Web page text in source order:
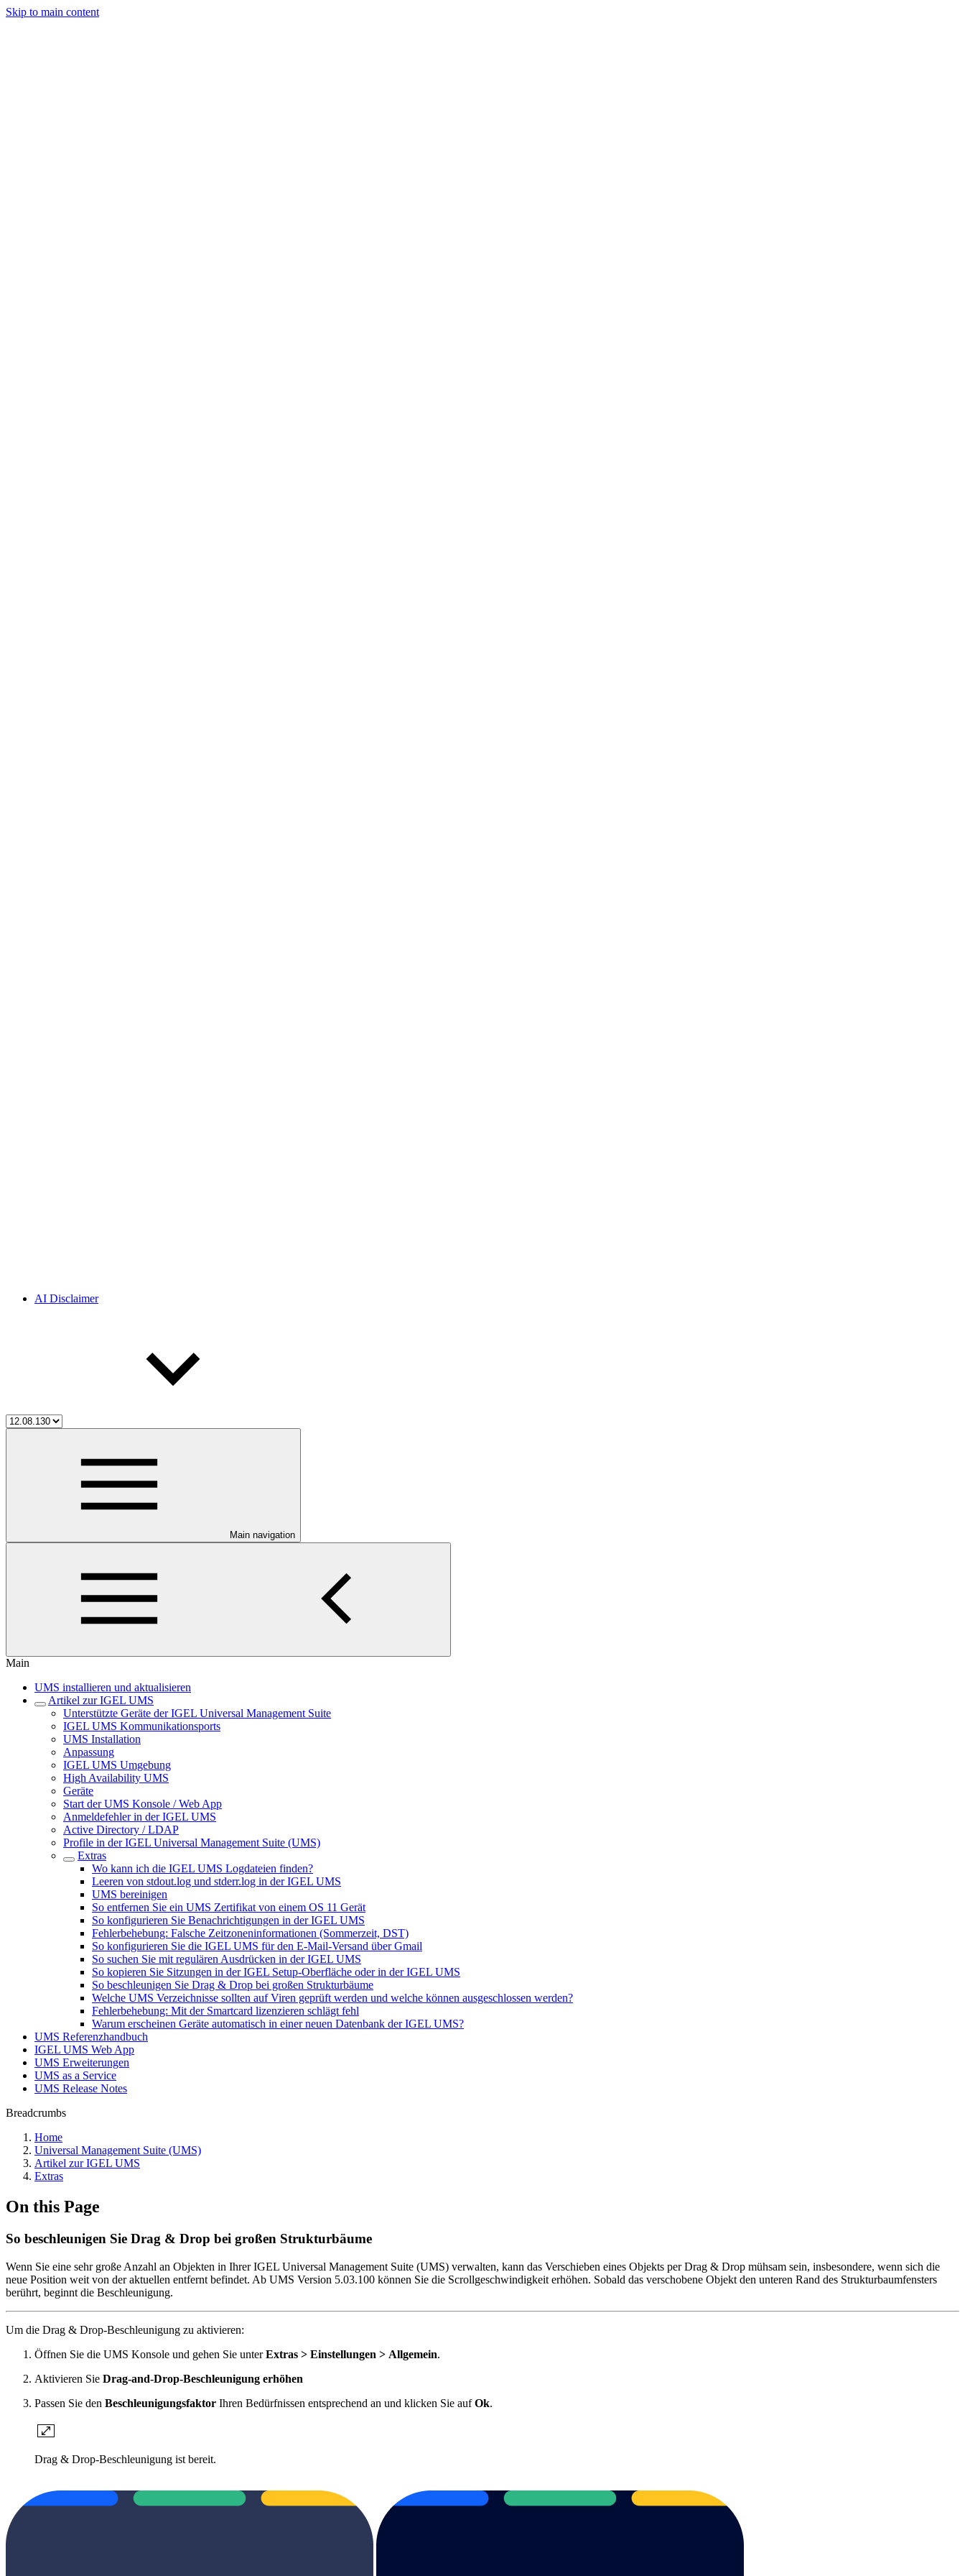
Skip to main content
AI Disclaimer
Main navigation
Main
UMS installieren und aktualisieren
Artikel zur IGEL UMS
Unterstützte Geräte der IGEL Universal Management Suite
IGEL UMS Kommunikationsports
UMS Installation
Anpassung
IGEL UMS Umgebung
High Availability UMS
Geräte
Start der UMS Konsole / Web App
Anmeldefehler in der IGEL UMS
Active Directory / LDAP
Profile in der IGEL Universal Management Suite (UMS)
Extras
Wo kann ich die IGEL UMS Logdateien finden?
Leeren von stdout.log und stderr.log in der IGEL UMS
UMS bereinigen
So entfernen Sie ein UMS Zertifikat von einem OS 11 Gerät
So konfigurieren Sie Benachrichtigungen in der IGEL UMS
Fehlerbehebung: Falsche Zeitzoneninformationen (Sommerzeit, DST)
So konfigurieren Sie die IGEL UMS für den E-Mail-Versand über Gmail
So suchen Sie mit regulären Ausdrücken in der IGEL UMS
So kopieren Sie Sitzungen in der IGEL Setup-Oberfläche oder in der IGEL UMS
So beschleunigen Sie Drag & Drop bei großen Strukturbäume
Welche UMS Verzeichnisse sollten auf Viren geprüft werden und welche können ausgeschlossen werden?
Fehlerbehebung: Mit der Smartcard lizenzieren schlägt fehl
Warum erscheinen Geräte automatisch in einer neuen Datenbank der IGEL UMS?
UMS Referenzhandbuch
IGEL UMS Web App
UMS Erweiterungen
UMS as a Service
UMS Release Notes
Breadcrumbs
Home
Universal Management Suite (UMS)
Artikel zur IGEL UMS
Extras
On this Page
So beschleunigen Sie Drag & Drop bei großen Strukturbäume
Wenn Sie eine sehr große Anzahl an Objekten in Ihrer IGEL Universal Management Suite (UMS) verwalten, kann das Verschieben eines Objekts per Drag & Drop mühsam sein, insbesondere, wenn sich die
neue Position weit von der aktuellen entfernt befindet. Ab UMS Version 5.03.100 können Sie die Scrollgeschwindigkeit erhöhen. Sobald das verschobene Objekt den unteren Rand des Strukturbaumfensters
berührt, beginnt die Beschleunigung.
Um die Drag & Drop-Beschleunigung zu aktivieren:
Öffnen Sie die UMS Konsole und gehen Sie unterExtras > Einstellungen > Allgemein.
Aktivieren Sie Drag-and-Drop-Beschleunigung erhöhen
Passen Sie den Beschleunigungsfaktor Ihren Bedürfnissen entsprechend an und klicken Sie aufOk.
Drag & Drop-Beschleunigung ist bereit.